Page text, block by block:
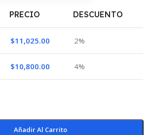
PRECIO DESCUENTO
$11,025.00 2%
$10,800.00
4%
Añadir Al Carrito